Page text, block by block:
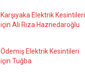
Karşıyaka Elektrik Kesintileri
için Ali Rıza Haznedaroğlu
Ödemiş Elektrik Kesintileri
için Tuğba